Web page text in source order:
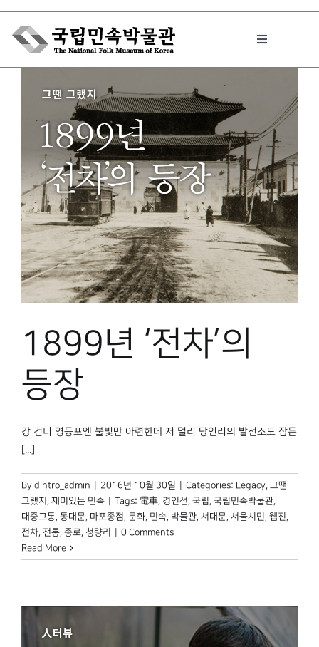
Skip
content
Toggle
박물관에서는
민속이야기
민속 인사이드
원문보기 PDF
1899년 ‘전차’의
등장
강 건너 영등포엔 불빛만 아련한데 저 멀리 당인리의 발전소도 잠든
[...]
By dintro_admin 2016년 10월 30일 Categories: Legacy, 그땐
그랬지 , 재미있는 민속 Tags: 電車, 경인선, 국립, 국립민속박물관,
대중교통, 동대문, 마포종점, 문화, 민속, 박물관, 서대문, 서울시민, 웹진,
전차, 전통, 종로, 청량리
0 Comments
Read More